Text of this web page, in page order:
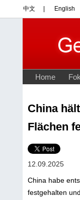
China
Flächen
12.09.2025
China habe
festgehalten